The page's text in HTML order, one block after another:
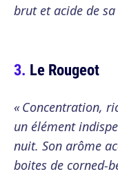
brut et acide de
Le Rougeot
« Concentration,
un élément
nuit. Son arôme
boites de corned-